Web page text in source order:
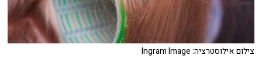
צילום אילוסטרציה: Ingram Image